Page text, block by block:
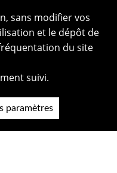
sans modifier vos
et le dépôt de
du site
suivi.
paramètres